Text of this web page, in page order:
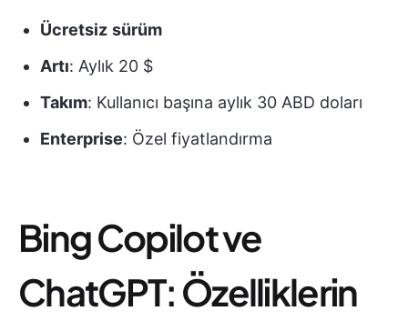
Ücretsiz sürüm
Artı: Aylık 20 $
Takım: Kullanıcı başına aylık 30 ABD doları
Enterprise: Özel fiyatlandırma
Bing Copilot ve
ChatGPT: Özelliklerin